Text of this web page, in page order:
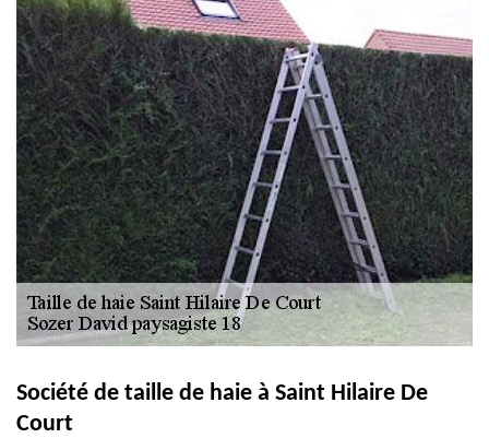
Société de taille de haie à Saint Hilaire De
Court